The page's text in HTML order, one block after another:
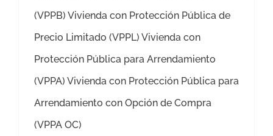
(VPPB) Vivienda con Protección Pública de
Precio Limitado (VPPL) Vivienda con
Protección Pública para Arrendamiento
(VPPA) Vivienda con Protección Pública para
Arrendamiento con Opción de Compra
(VPPA OC)